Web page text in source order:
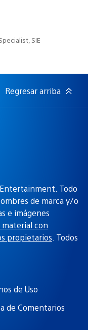
SIE
Regresar arriba
Todo
de marca y/o
e imágenes
con
propietarios. Todos
de Uso
de Comentarios